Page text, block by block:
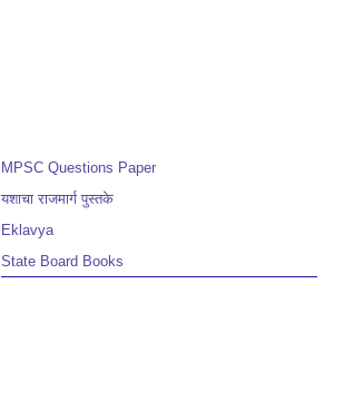
MPSC Questions Paper
यशाचा राजमार्ग पुस्तके
Eklavya
State Board Books